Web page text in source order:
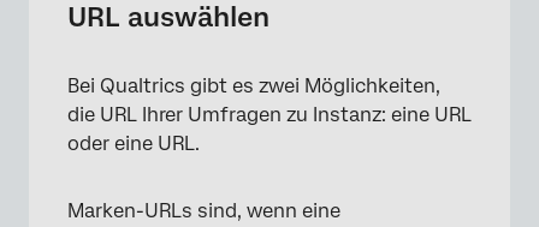
URL auswählen
Bei Qualtrics gibt es zwei Möglichkeiten,
die URL Ihrer Umfragen zu Instanz: eine URL
oder eine URL.
Marken-URLs sind, wenn eine